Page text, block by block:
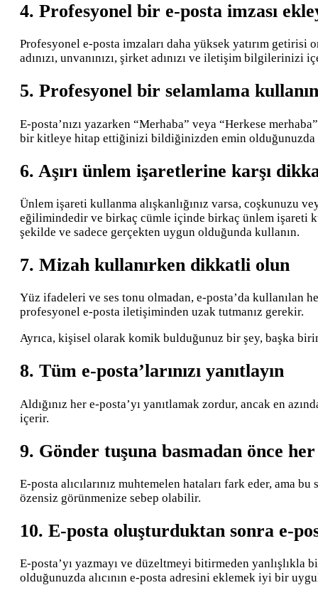
4. Profesyonel bir e-posta imzası
Profesyonel e-posta imzaları daha yüksek yatırım
adınızı, unvanınızı, şirket adınızı ve iletişim bilgilerinizi
5. Profesyonel bir selamlama kullanın
E-posta’nızı yazarken “Merhaba” veya “Herkese
bir kitleye hitap ettiğinizi bildiğinizden emin olduğunuzda
6. Aşırı ünlem işaretlerine karşı
Ünlem işareti kullanma alışkanlığınız varsa, coşkunuzu
eğilimindedir ve birkaç cümle içinde birkaç ünlem işareti
şekilde ve sadece gerçekten uygun olduğunda kullanın.
7. Mizah kullanırken dikkatli olun
Yüz ifadeleri ve ses tonu olmadan, e-posta’da kullanılan
profesyonel e-posta iletişiminden uzak tutmanız gerekir.
Ayrıca, kişisel olarak komik bulduğunuz bir şey, başka
8. Tüm e-posta’larınızı yanıtlayın
Aldığınız her e-posta’yı yanıtlamak zordur, ancak en
içerir.
9. Gönder tuşuna basmadan önce
E-posta alıcılarınız muhtemelen hataları fark eder, ama
özensiz görünmenize sebep olabilir.
10. E-posta oluşturduktan sonra e-
E-posta’yı yazmayı ve düzeltmeyi bitirmeden yanlışlıkla
olduğunuzda alıcının e-posta adresini eklemek iyi bir